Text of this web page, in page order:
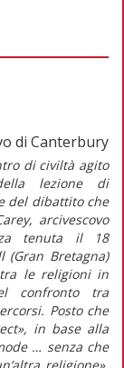
di Canterbury
di civiltà agito
lezione di
del dibattito che
arcivescovo
tenuta il 18
(Gran Bretagna)
le religioni in
confronto tra
Posto che
in base alla
… senza che